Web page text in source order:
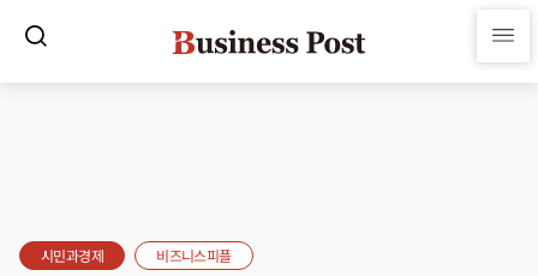
시민과경제 비즈니스피플